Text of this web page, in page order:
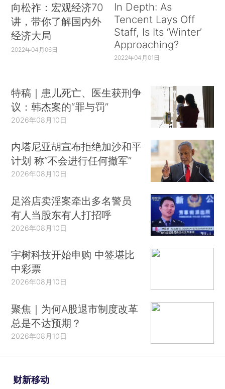
向松祚：宏观经济70
讲，带你了解国内外
经济大局
2022年04月06日
In Depth: As
Tencent Lays Off
Staff, Is Its ‘Winter’
Approaching?
2022年04月01日
特稿｜患儿死亡、医生获刑争
议：韩杰案的“罪与罚”
2026年08月10日
内塔尼亚胡宣布拒绝加沙和平
计划 称“不会进行任何撤军”
2026年08月10日
足浴店卖淫案牵出多名警员
有人当股东有人打招呼
2026年08月10日
宇树科技开始申购 中签堪比
中彩票
2026年08月10日
聚焦｜为何A股退市制度改革
总是不达预期？
2026年08月10日
财新移动